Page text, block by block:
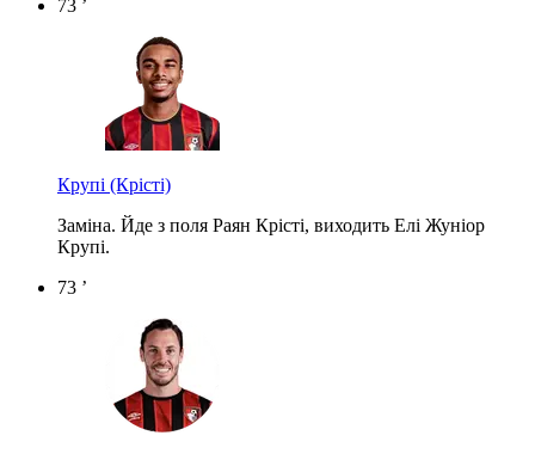
73 ’
Крупі (Крісті)
Заміна. Йде з поля Раян Крісті, виходить Елі Жуніор
Крупі.
73 ’